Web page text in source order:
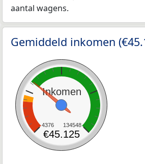
aantal wagens.
Gemiddeld inkomen
Inkomen
4376 134548
€45.125